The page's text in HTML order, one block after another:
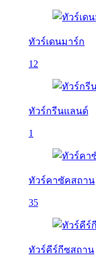
ทัวร์เดนมาร์ก
12
ทัวร์กรีนแลนด์
1
ทัวร์คาซัคสถาน
35
ทัวร์คีร์กีซสถาน